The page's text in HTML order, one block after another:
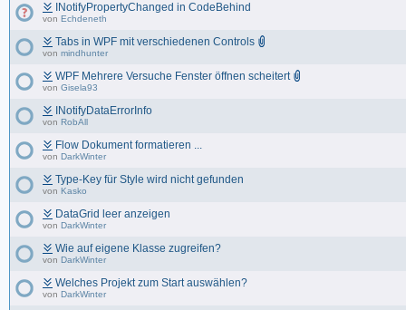
INotifyPropertyChanged in CodeBehind
von Echdeneth
Tabs in WPF mit verschiedenen Controls
von mindhunter
WPF Mehrere Versuche Fenster öffnen scheitert
von Gisela93
INotifyDataErrorInfo
von RobAll
Flow Dokument formatieren ...
von DarkWinter
Type-Key für Style wird nicht gefunden
von Kasko
DataGrid leer anzeigen
von DarkWinter
Wie auf eigene Klasse zugreifen?
von DarkWinter
Welches Projekt zum Start auswählen?
von DarkWinter